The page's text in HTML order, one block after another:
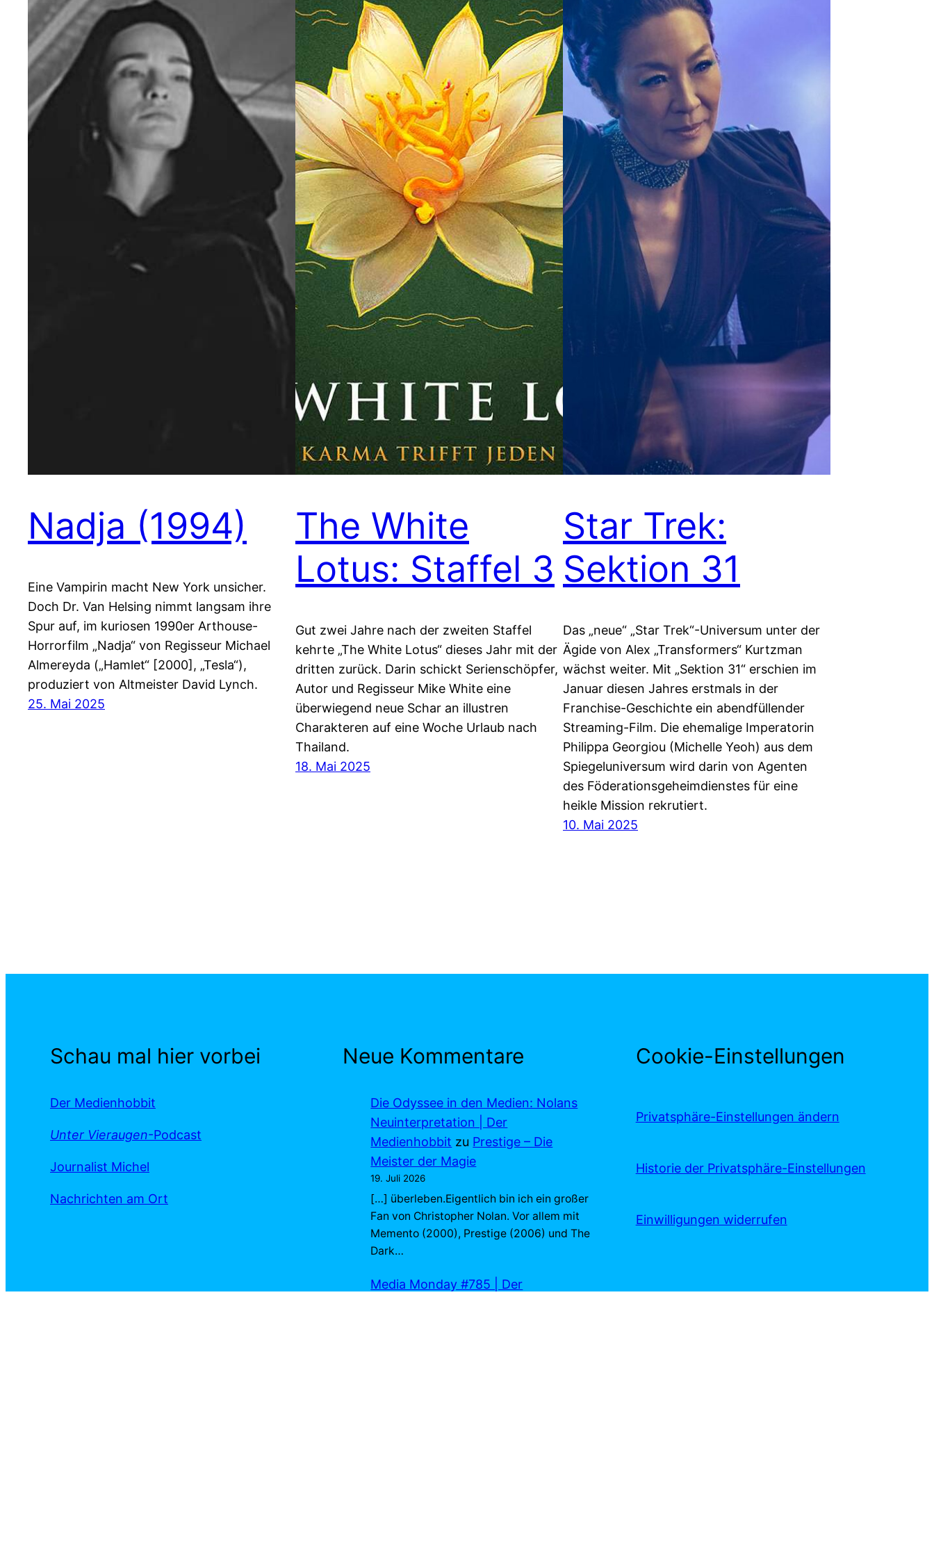
Nadja (1994)
Eine Vampirin macht New York unsicher.
Doch Dr. Van Helsing nimmt langsam ihre
Spur auf, im kuriosen 1990er Arthouse-
Horrorfilm „Nadja“ von Regisseur Michael
Almereyda („Hamlet“ [2000], „Tesla“),
produziert von Altmeister David Lynch.
25. Mai 2025
The White
Lotus: Staffel 3
Gut zwei Jahre nach der zweiten Staffel
kehrte „The White Lotus“ dieses Jahr mit der
dritten zurück. Darin schickt Serienschöpfer,
Autor und Regisseur Mike White eine
überwiegend neue Schar an illustren
Charakteren auf eine Woche Urlaub nach
Thailand.
18. Mai 2025
Star Trek:
Sektion 31
Das „neue“ „Star Trek“-Universum unter der
Ägide von Alex „Transformers“ Kurtzman
wächst weiter. Mit „Sektion 31“ erschien im
Januar diesen Jahres erstmals in der
Franchise-Geschichte ein abendfüllender
Streaming-Film. Die ehemalige Imperatorin
Philippa Georgiou (Michelle Yeoh) aus dem
Spiegeluniversum wird darin von Agenten
des Föderationsgeheimdienstes für eine
heikle Mission rekrutiert.
10. Mai 2025
Schau mal hier vorbei
Der Medienhobbit
Unter Vieraugen-Podcast
Journalist Michel
Nachrichten am Ort
Neue Kommentare
Die Odyssee in den Medien: Nolans
Neuinterpretation | Der
Medienhobbit zu Prestige – Die
Meister der Magie
19. Juli 2026
[…] überleben.Eigentlich bin ich ein großer
Fan von Christopher Nolan. Vor allem mit
Memento (2000), Prestige (2006) und The
Dark…
Media Monday #785 | Der
Cookie-Einstellungen
Privatsphäre-Einstellungen ändern
Historie der Privatsphäre-Einstellungen
Einwilligungen widerrufen